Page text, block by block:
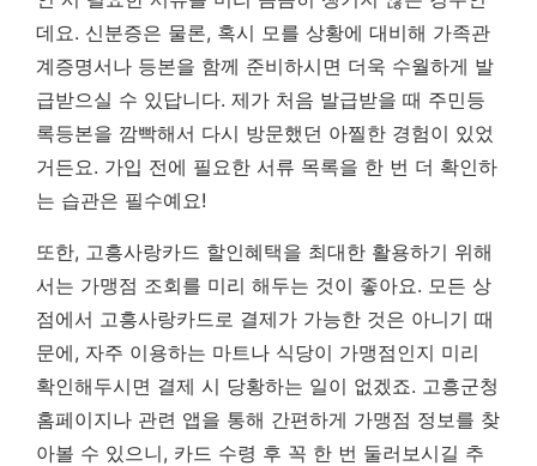
데요. 신분증은 물론, 혹시 모를 상황에 대비해 가족관
계증명서나 등본을 함께 준비하시면 더욱 수월하게 발
급받으실 수 있답니다. 제가 처음 발급받을 때 주민등
록등본을 깜빡해서 다시 방문했던 아찔한 경험이 있었
거든요. 가입 전에 필요한 서류 목록을 한 번 더 확인하
는 습관은 필수예요!
또한, 고흥사랑카드 할인혜택을 최대한 활용하기 위해
서는 가맹점 조회를 미리 해두는 것이 좋아요. 모든 상
점에서 고흥사랑카드로 결제가 가능한 것은 아니기 때
문에, 자주 이용하는 마트나 식당이 가맹점인지 미리
확인해두시면 결제 시 당황하는 일이 없겠죠. 고흥군청
홈페이지나 관련 앱을 통해 간편하게 가맹점 정보를 찾
아볼 수 있으니, 카드 수령 후 꼭 한 번 둘러보시길 추